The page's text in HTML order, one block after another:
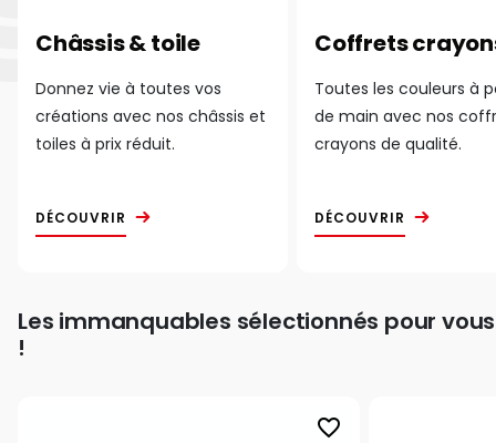
Châssis & toile
Donnez vie à toutes vos
créations avec nos châssis et
toiles à prix réduit.
DÉCOUVRIR
Coffrets
Toutes les couleurs à
de main avec nos
crayons de qualité.
DÉCOUVRIR
Les immanquables sélectionnés pour vous
!
favorite_border